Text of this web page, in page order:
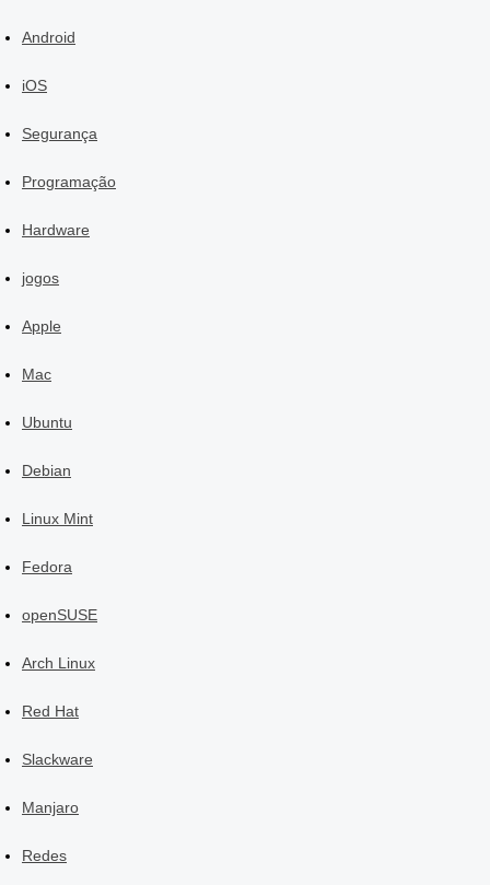
Android
iOS
Segurança
Programação
Hardware
jogos
Apple
Mac
Ubuntu
Debian
Linux Mint
Fedora
openSUSE
Arch Linux
Red Hat
Slackware
Manjaro
Redes